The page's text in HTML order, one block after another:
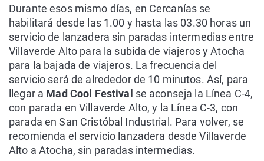
Durante esos mismo días, en Cercanías se
habilitará desde las 1.00 y hasta las 03.30 horas un
servicio de lanzadera sin paradas intermedias entre
Villaverde Alto para la subida de viajeros y Atocha
para la bajada de viajeros. La frecuencia del
servicio será de alrededor de 10 minutos. Así, para
llegar a Mad Cool Festival se aconseja la Línea C-4,
con parada en Villaverde Alto, y la Línea C-3, con
parada en San Cristóbal Industrial. Para volver, se
recomienda el servicio lanzadera desde Villaverde
Alto a Atocha, sin paradas intermedias.